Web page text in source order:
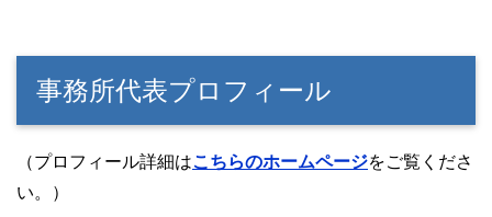
事務所代表プロフィール
（プロフィール詳細はこちらのホームページをご覧くださ
い。）